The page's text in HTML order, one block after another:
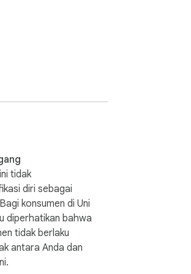
alat kreatif seperti
ini menyempurnakan
memberikan dasar
app essay prompts,
struktur.
tidak
diri sebagai
konsumen di Uni
diperhatikan bahwa
tidak berlaku
antara Anda dan